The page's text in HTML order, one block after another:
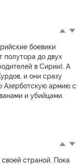
боевики
полутора до двух
в Сирии). А
и они сразу
Азерботскую армию с
и убийцами.
страной. Пока